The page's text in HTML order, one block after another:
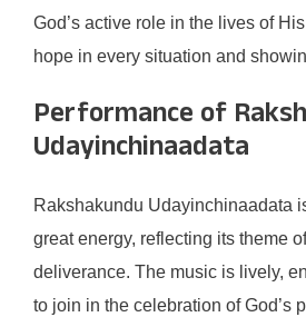
God’s active role in the lives of
hope in every situation and
Performance of
Udayinchinaadata
Rakshakundu Udayinchinaadata
great energy, reflecting its theme
deliverance. The music is lively,
to join in the celebration of God’s